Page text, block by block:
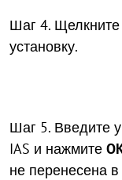
Шаг 4. Щелкните
установку.
Шаг 5. Введите
IAS и нажмите
не перенесена